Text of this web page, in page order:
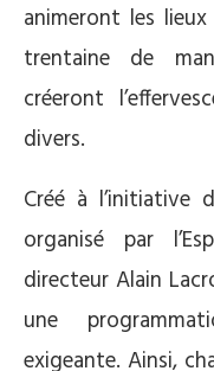
animeront les
trentaine de
créeront
divers.
Créé à
organisé par
directeur Alain
une
exigeante. Ainsi,